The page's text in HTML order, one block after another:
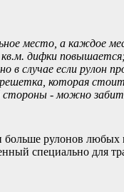
место, а каждое
дифки
в случае если
которая стоит
- можно
больше рулонов любых
специально для